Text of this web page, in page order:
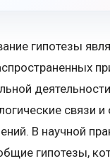
гипотезы
связи
В научной
гипотезы,